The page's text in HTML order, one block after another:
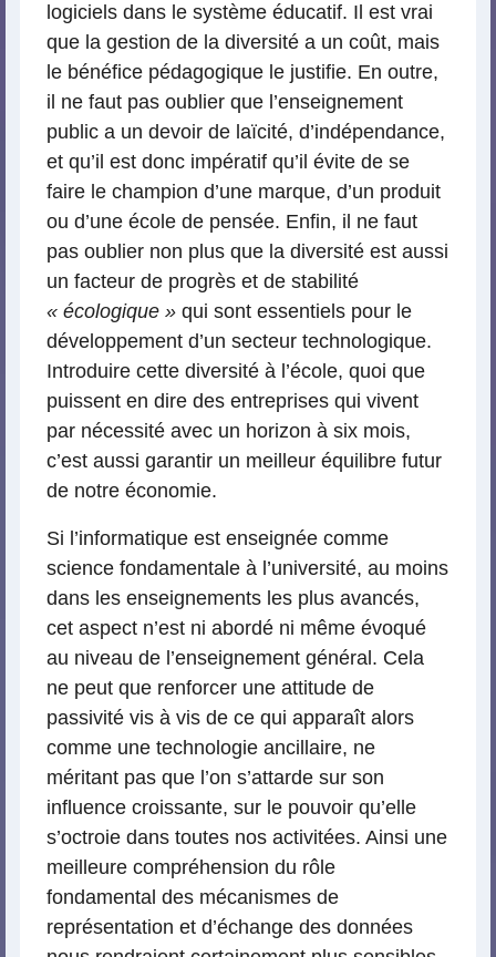
logiciels dans le système éducatif. Il est vrai
que la gestion de la diversité a un coût, mais
le bénéfice pédagogique le justifie. En outre,
il ne faut pas oublier que l’enseignement
public a un devoir de laïcité, d’indépendance,
et qu’il est donc impératif qu’il évite de se
faire le champion d’une marque, d’un produit
ou d’une école de pensée. Enfin, il ne faut
pas oublier non plus que la diversité est aussi
un facteur de progrès et de stabilité
« écologique » qui sont essentiels pour le
développement d’un secteur technologique.
Introduire cette diversité à l’école, quoi que
puissent en dire des entreprises qui vivent
par nécessité avec un horizon à six mois,
c’est aussi garantir un meilleur équilibre futur
de notre économie.
Si l’informatique est enseignée comme
science fondamentale à l’université, au moins
dans les enseignements les plus avancés,
cet aspect n’est ni abordé ni même évoqué
au niveau de l’enseignement général. Cela
ne peut que renforcer une attitude de
passivité vis à vis de ce qui apparaît alors
comme une technologie ancillaire, ne
méritant pas que l’on s’attarde sur son
influence croissante, sur le pouvoir qu’elle
s’octroie dans toutes nos activitées. Ainsi une
meilleure compréhension du rôle
fondamental des mécanismes de
représentation et d’échange des données